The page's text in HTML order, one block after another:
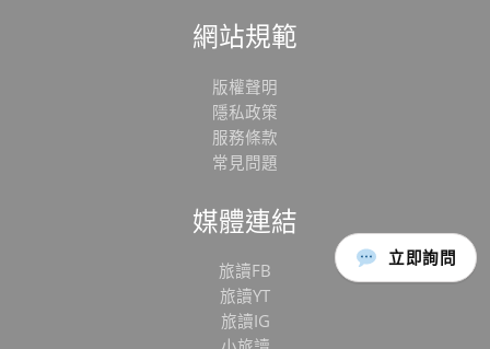
立即詢問
網站規範
版權聲明
隱私政策
服務條款
常見問題
媒體連結
旅讀FB
旅讀YT
旅讀IG